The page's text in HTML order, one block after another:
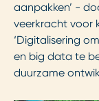
aanpakken’ -
veerkracht voor
‘Digitalisering
en big data te
duurzame